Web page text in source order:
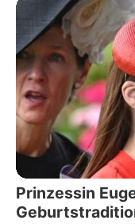
Prinzessin